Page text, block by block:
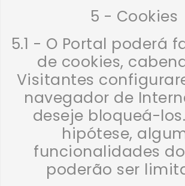
5 - Cookies
5.1 - O Portal poderá
de cookies,
Visitantes
navegador de
deseje bloqueá-
hipótese,
funcionalidades
poderão ser